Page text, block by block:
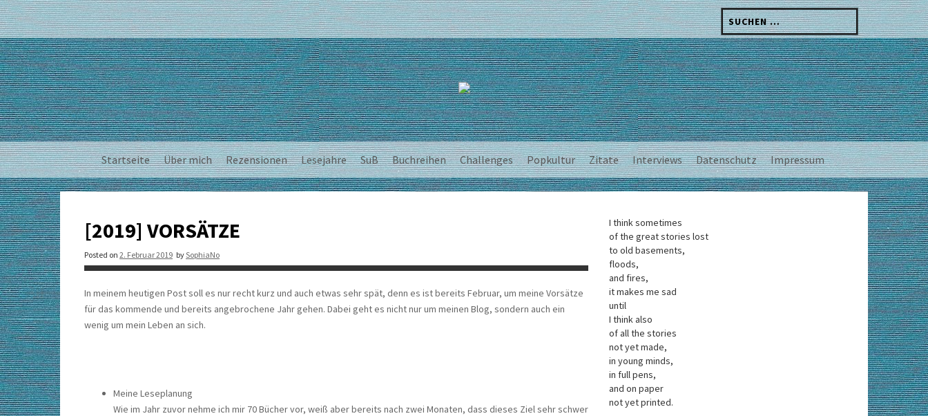
Skip
to
content
Suchen
nach:
Startseite Über mich Rezensionen Lesejahre SuB Buchreihen Challenges Popkultur Zitate Interviews Datenschutz Impressum
[2019] VORSÄTZE
Posted on 2. Februar 2019 bySophiaNo
In meinem heutigen Post soll es nur recht kurz und auch etwas sehr spät, denn es ist bereits Februar, um meine Vorsätze
für das kommende und bereits angebrochene Jahr gehen. Dabei geht es nicht nur um meinen Blog, sondern auch ein
wenig um mein Leben an sich.
Meine Leseplanung
Wie im Jahr zuvor nehme ich mir 70 Bücher vor, weiß aber bereits nach zwei Monaten, dass dieses Ziel sehr schwer
I think sometimes
of the great stories lost
to old basements,
floods,
and fires,
it makes me sad
until
I think also
of all the stories
not yet made,
in young minds,
in full pens,
and on paper
not yet printed.